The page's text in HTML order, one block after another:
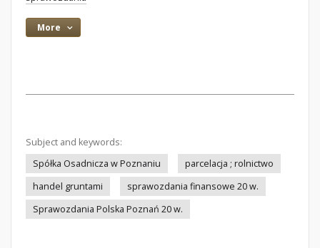
More
Subject and keywords:
Spółka Osadnicza w Poznaniu
parcelacja ; rolnictwo
handel gruntami
sprawozdania finansowe 20 w.
Sprawozdania Polska Poznań 20 w.